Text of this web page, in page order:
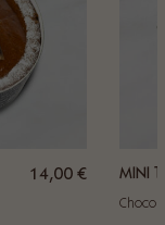
14,00€ MINI